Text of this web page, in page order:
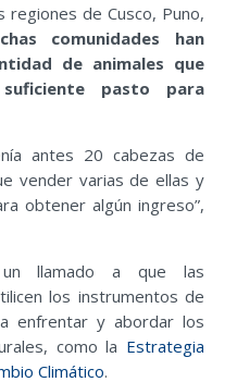
de Cusco, Puno,
comunidades han
de animales que
pasto para
antes 20 cabezas de
vender varias de ellas y
obtener algún ingreso”,
un llamado a que las
los instrumentos de
enfrentar y abordar los
como la Estrategia
Climático.